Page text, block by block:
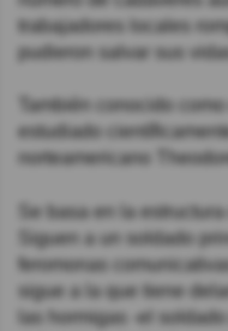
trabajadores locales
pudieron salvar sus
También conocido
estudiado
norteamericano
Se basa en la
Siguen a un soldado
feromonas
sigue a la que tiene
las hormigas -el